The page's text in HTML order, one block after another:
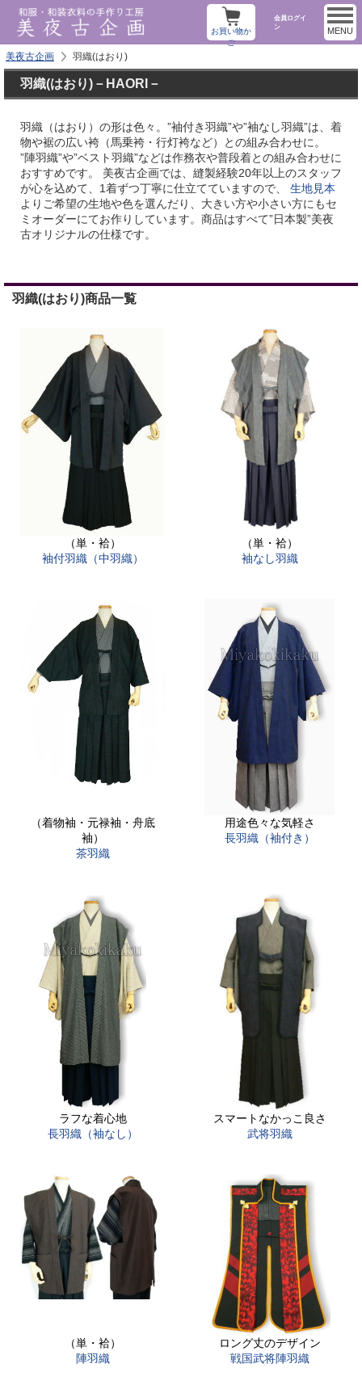
会員ログイ
ン
お買い物か
ご
MENU
美夜古企画 羽織(はおり)
羽織(はおり)－HAORI－
羽織（はおり）の形は色々。”袖付き羽織”や”袖なし羽織”は、着
物や裾の広い袴（馬乗袴・行灯袴など）との組み合わせに。
”陣羽織”や”ベスト羽織”などは作務衣や普段着との組み合わせに
おすすめです。 美夜古企画では、縫製経験20年以上のスタッフ
が心を込めて、1着ずつ丁寧に仕立てていますので、 生地見本
よりご希望の生地や色を選んだり、大きい方や小さい方にもセ
ミオーダーにてお作りしています。商品はすべて”日本製”美夜
古オリジナルの仕様です。
羽織(はおり)商品一覧
（単・袷）
袖付羽織（中羽織）
（単・袷）
袖なし羽織
（着物袖・元禄袖・舟底
袖）
茶羽織
用途色々な気軽さ
長羽織（袖付き）
ラフな着心地
長羽織（袖なし）
スマートなかっこ良さ
武将羽織
（単・袷）
陣羽織
ロング丈のデザイン
戦国武将陣羽織